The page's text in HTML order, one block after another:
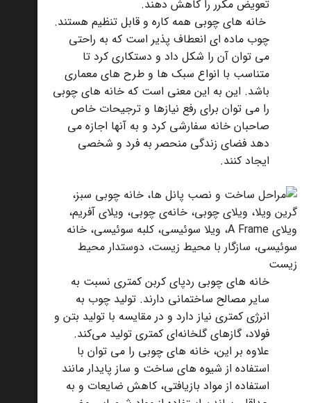
تعویض مکرر را کاهش دهند.
خانه های چوبی همه کاره و قابل تنظیم هستند.
چوب ماده ای انعطاف پذیر است که به راحتی
می توان آن را شکل داد و دستکاری کرد تا
متناسب با انواع سبک ها و طرح های معماری
باشد. این به این معنی است که خانه های چوبی
را می توان برای رفع نیازها و ترجیحات خاص
صاحبان خانه سفارشی کرد و به آنها اجازه می
دهد فضای زندگی منحصر به فرد و شخصی
ایجاد کنند.
خانه های چوبی ردپای کربن کمتری نسبت به
سایر مصالح ساختمانی دارند. تولید چوب به
انرژی کمتری نیاز دارد و در مقایسه با تولید بتن و
فولاد، گازهای گلخانه‌ای کمتری تولید می‌کند.
علاوه بر این، خانه های چوبی را می توان با
استفاده از شیوه های ساخت و ساز پایدار مانند
استفاده از مواد بازیافتی، کاهش ضایعات و به